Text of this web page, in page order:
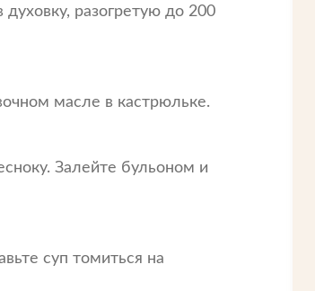
разогретую до 200
масле в кастрюльке.
Залейте бульоном и
суп томиться на